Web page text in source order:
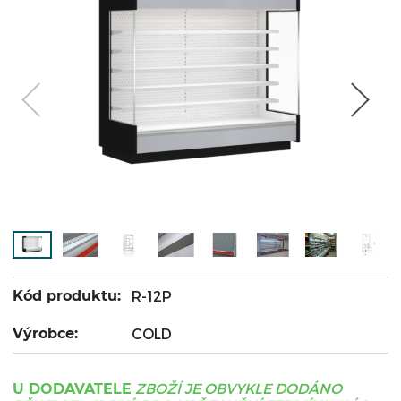
Kód produktu: R-12P
Výrobce: COLD
U DODAVATELE ZBOŽÍ JE OBVYKLE DODÁNO